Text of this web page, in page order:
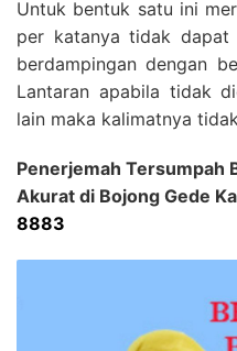
Untuk bentuk satu ini
per katanya tidak dapat
berdampingan dengan
Lantaran apabila tidak
lain maka kalimatnya
Penerjemah Tersumpah
Akurat di Bojong Gede
8883